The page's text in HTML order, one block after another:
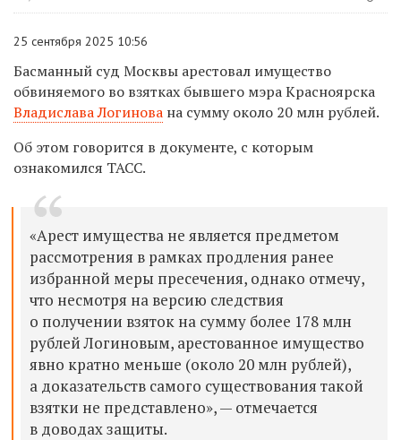
25 сентября 2025 10:56
Басманный суд Москвы арестовал имущество
обвиняемого во взятках бывшего мэра Красноярска
Владислава Логинова на сумму около 20 млн рублей.
Об этом говорится в документе, с которым
ознакомился ТАСС.
«Арест имущества не является предметом
рассмотрения в рамках продления ранее
избранной меры пресечения, однако отмечу,
что несмотря на версию следствия
о получении взяток на сумму более 178 млн
рублей Логиновым, арестованное имущество
явно кратно меньше (около 20 млн рублей),
а доказательств самого существования такой
взятки не представлено», — отмечается
в доводах защиты.